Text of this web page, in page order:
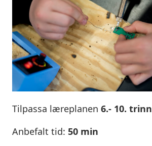
Tilpassa læreplanen 6.- 10. trinn
Anbefalt tid: 50 min